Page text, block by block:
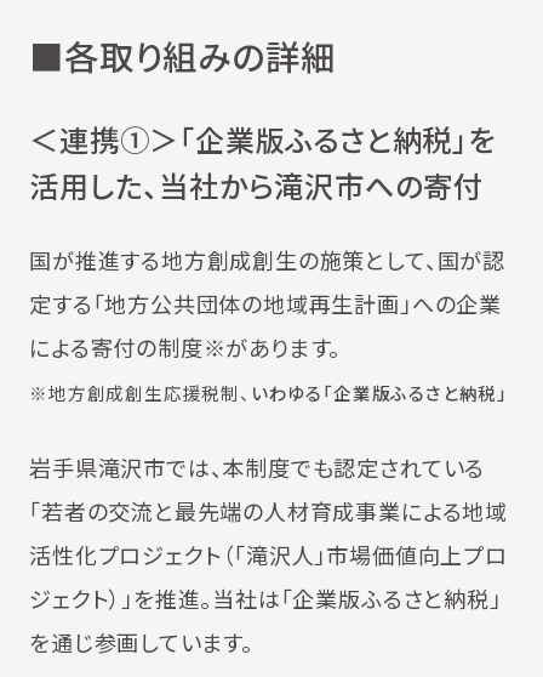
■各取り組みの詳細
＜連携①＞「企業版ふるさと納税」を
活用した、当社から滝沢市への寄付
国が推進する地方創成創生の施策として、国が認
定する「地方公共団体の地域再生計画」への企業
による寄付の制度※があります。
※地方創成創生応援税制、 いわゆる「企業版ふるさと納税」
岩手県滝沢市では、本制度でも認定されている
「若者の交流と最先端の人材育成事業による地域
活性化プロジェクト（「滝沢人」市場価値向上プロ
ジェクト）」を推進。当社は「企業版ふるさと納税」
を通じ参画しています。